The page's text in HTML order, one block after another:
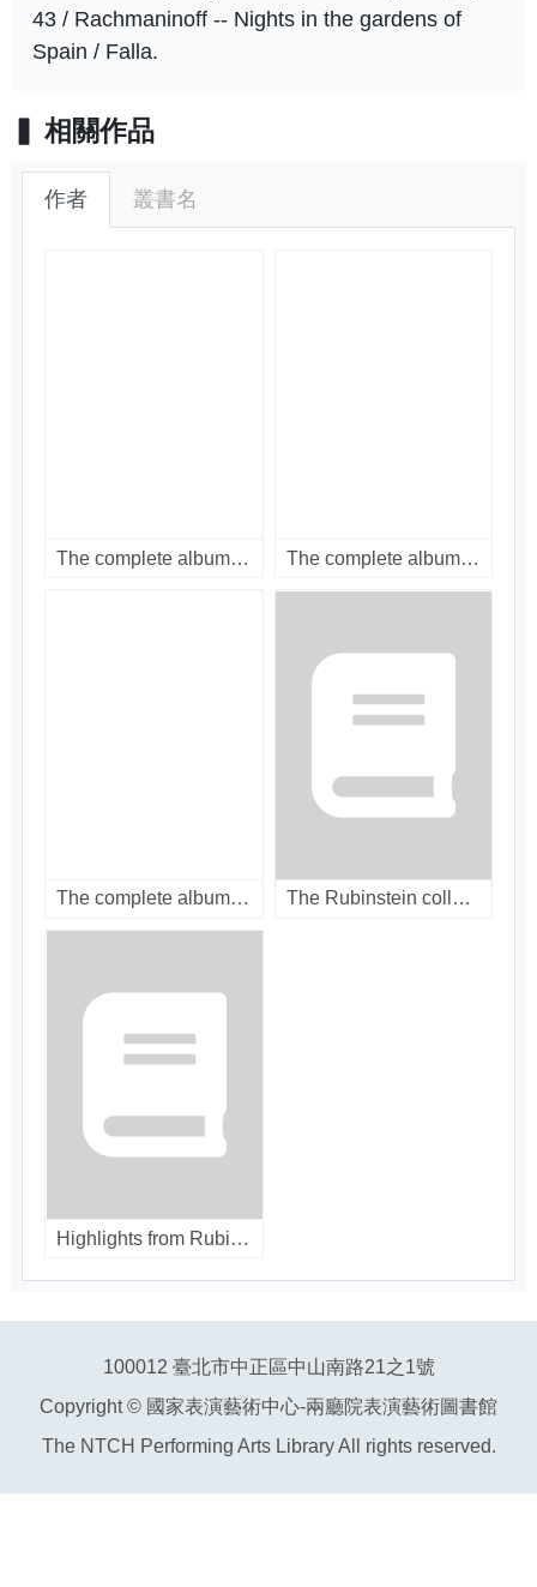
43 / Rachmaninoff -- Nights in the gardens of
Spain / Falla.
相關作品
作者 叢書名
The complete album collection. Vol. 137. [compact disc]. The complete album collection. Vol. 136. [compact disc].
The complete album collection. Vol. 6. [compact disc]. The Rubinstein collection highlights [compact disc].
Highlights from Rubinstein at Carnegie Hall. [LP]
100012 臺北市中正區中山南路21之1號
Copyright © 國家表演藝術中心-兩廳院表演藝術圖書館
The NTCH Performing Arts Library All rights reserved.